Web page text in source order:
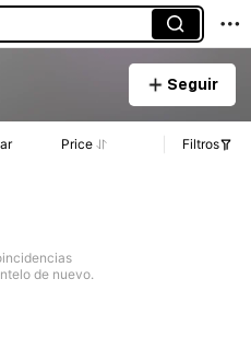
Seguir
Price Filtros
de nuevo.